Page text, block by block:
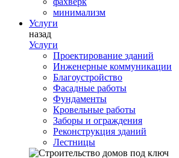
минимализм
Услуги
назад
Услуги
Проектирование зданий
Инженерные коммуникации
Благоустройство
Фасадные работы
Фундаменты
Кровельные работы
Заборы и ограждения
Реконструкция зданий
Лестницы